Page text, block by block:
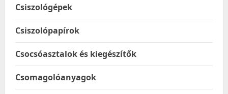
Csiszológépek
Csiszolópapírok
Csocsóasztalok és kiegészítők
Csomagolóanyagok